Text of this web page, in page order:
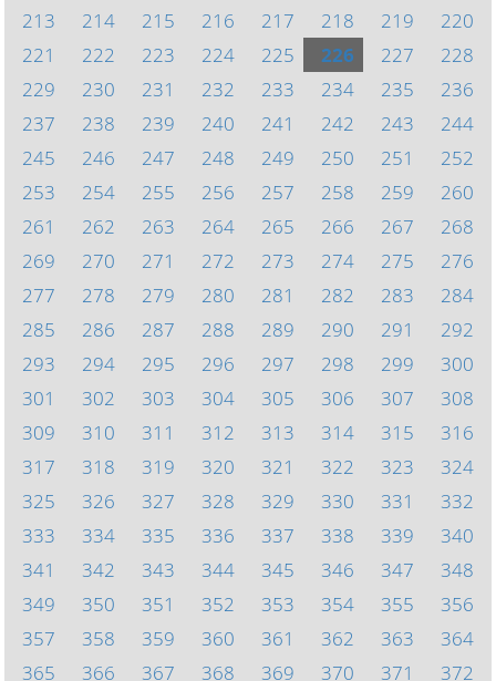
213
214 215 216 217 218 219
220
221
222 223 224 225 226 227
228
229
230 231 232 233 234 235
236
237
238 239 240 241 242 243
244
245
246 247 248 249 250 251
252
253
254 255 256 257 258 259
260
261
262 263 264 265 266 267
268
269
270 271 272 273 274 275
276
277
278 279 280 281 282 283
284
285
286 287 288 289 290 291
292
293
294 295 296 297 298 299
300
301
302 303 304 305 306 307
308
309
310 311 312 313 314 315
316
317
318 319 320 321 322 323
324
325
326 327 328 329 330 331
332
333
334 335 336 337 338 339
340
341
342 343 344 345 346 347
348
349
350 351 352 353 354 355
356
357
358 359 360 361 362 363
364
365
366 367 368 369 370 371 372